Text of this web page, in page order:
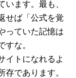
います。最も、
せば「公式を覚
っていた記憶は
すな。
イトになれるよ
存であります。